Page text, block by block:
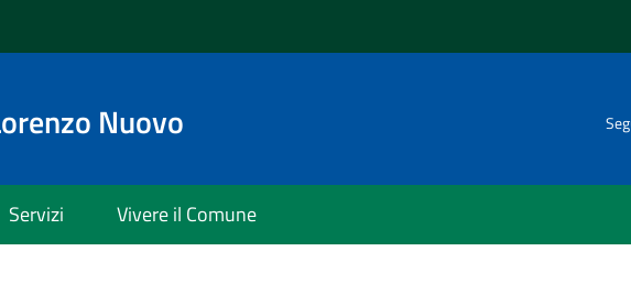
Nuovo
Servizi Vivere il Comune